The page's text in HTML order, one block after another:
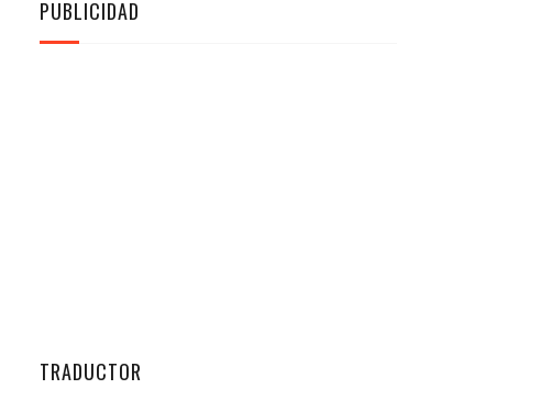
PUBLICIDAD
TRADUCTOR